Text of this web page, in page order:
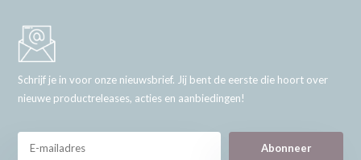
Schrijf je in voor onze nieuwsbrief. Jij bent de eerste die hoort over
nieuwe productreleases, acties en aanbiedingen!
Abonneer